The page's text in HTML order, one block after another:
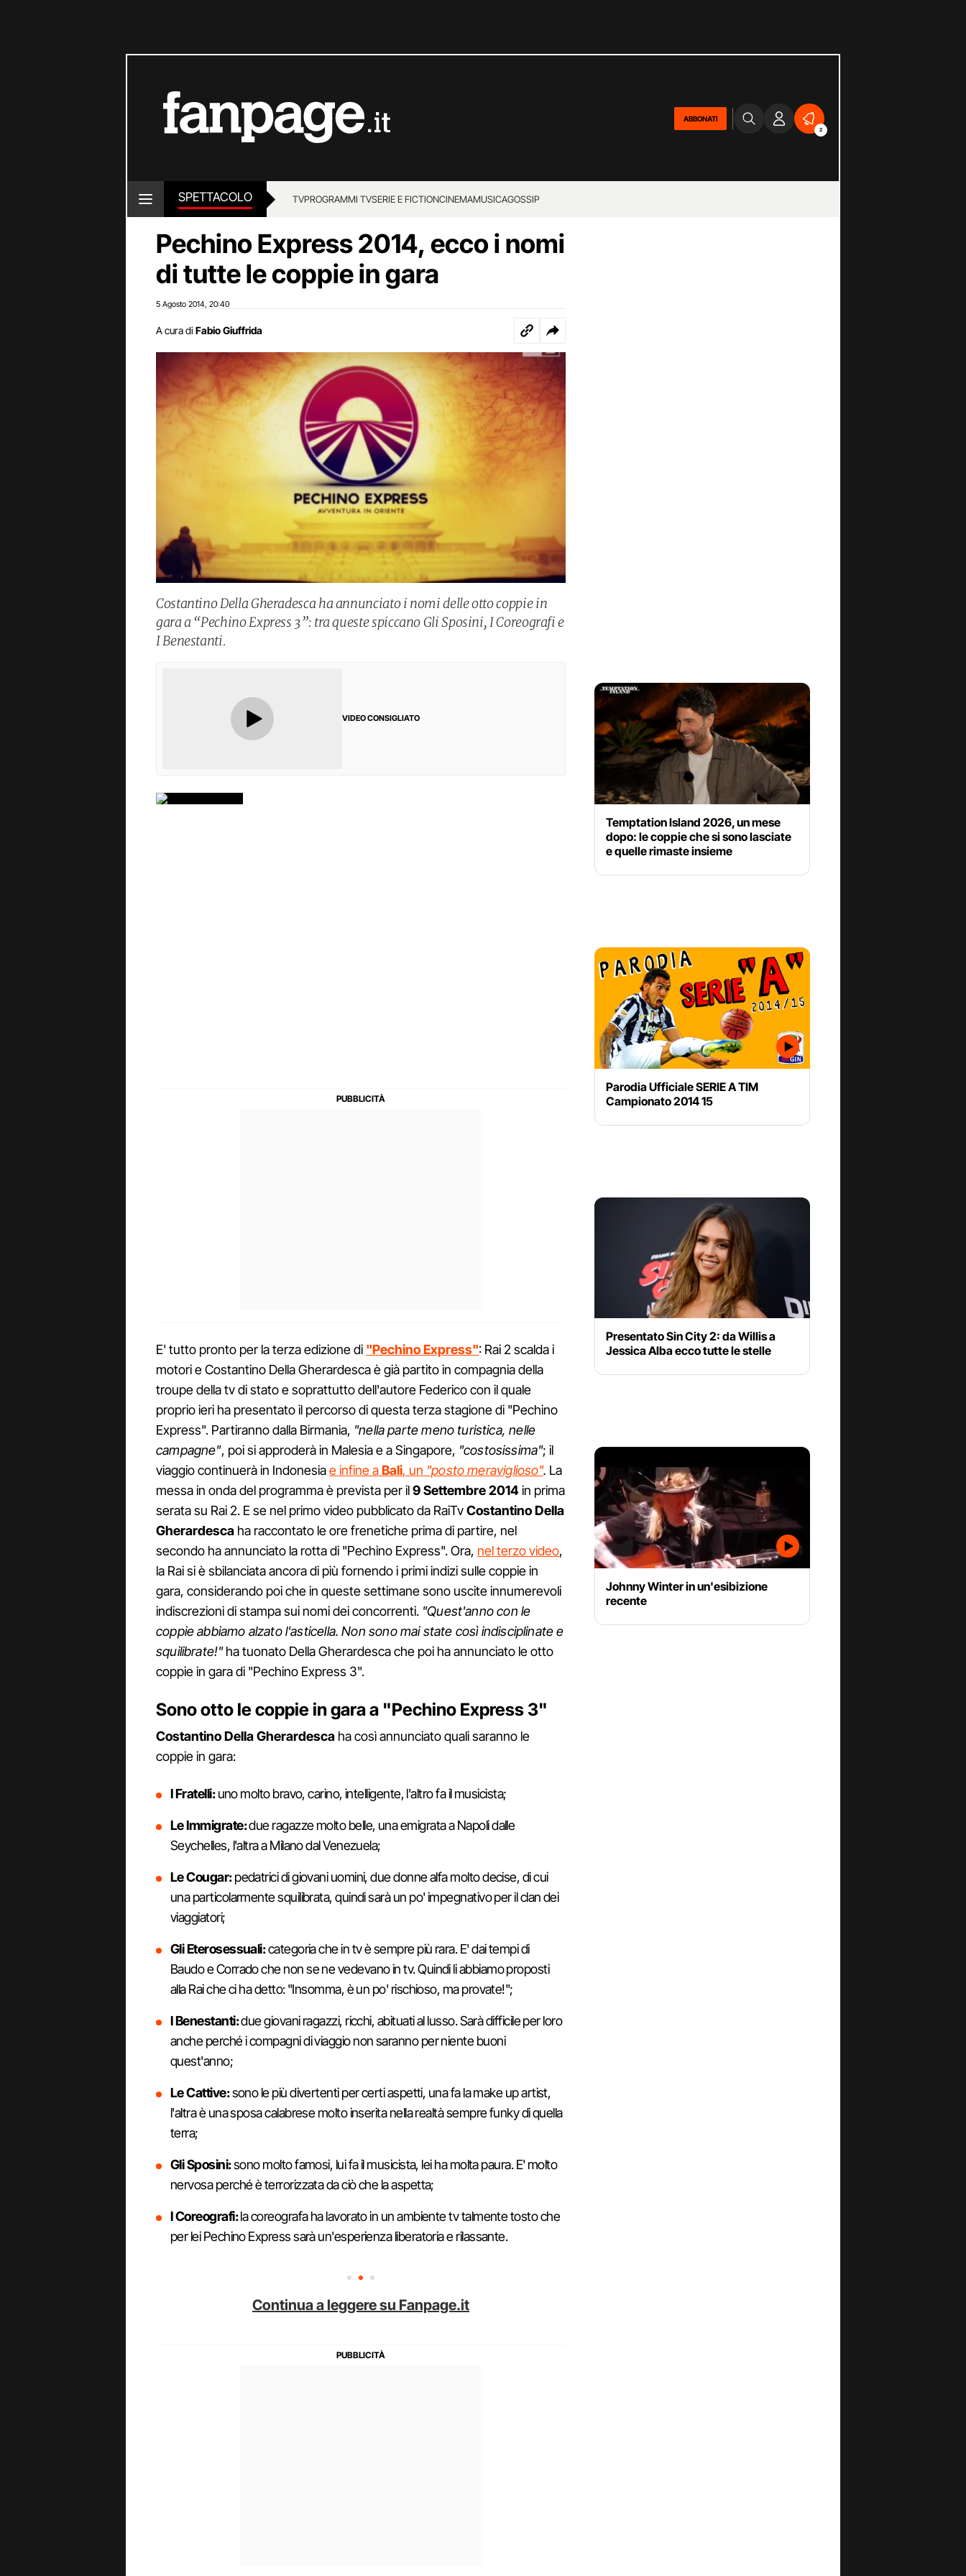
ABBONATI
2
SPETTACOLO TVPROGRAMMI TVSERIE E FICTIONCINEMAMUSICAGOSSIP
Pechino Express 2014, ecco i nomi
di tutte le coppie in gara
5 Agosto 2014 20:40
A cura di Fabio Giuffrida
Costantino Della Gheradesca ha annunciato i nomi delle otto coppie in
gara a “Pechino Express 3”: tra queste spiccano Gli Sposini, I Coreografi e
I Benestanti.
VIDEO CONSIGLIATO
E' tutto pronto per la terza edizione di "Pechino Express": Rai 2 scalda i
motori e Costantino Della Gherardesca è già partito in compagnia della
troupe della tv di stato e soprattutto dell'autore Federico con il quale
proprio ieri ha presentato il percorso di questa terza stagione di "Pechino
Express". Partiranno dalla Birmania, "nella parte meno turistica, nelle
campagne", poi si approderà in Malesia e a Singapore, "costosissima"; il
viaggio continuerà in Indonesiae infine aBali, un "posto meraviglioso". La
messa in onda del programma è prevista per il9 Settembre 2014in prima
serata su Rai 2. E se nel primo video pubblicato da RaiTvCostantino Della
Gherardesca ha raccontato le ore frenetiche prima di partire, nel
secondo ha annunciato la rotta di "Pechino Express". Ora, nel terzo video,
la Rai si è sbilanciata ancora di più fornendo i primi indizi sulle coppie in
gara, considerando poi che in queste settimane sono uscite innumerevoli
indiscrezioni di stampa sui nomi dei concorrenti. "Quest'anno con le
coppie abbiamo alzato l'asticella. Non sono mai state così indisciplinate e
squilibrate!"ha tuonato Della Gherardesca che poi ha annunciato le otto
coppie in gara di "Pechino Express 3".
Sono otto le coppie in gara a "Pechino Express 3"
Costantino Della Gherardesca ha così annunciato quali saranno le
coppie in gara:
I Fratelli:uno molto bravo, carino, intelligente, l'altro fa il musicista;
Le Immigrate:due ragazze molto belle, una emigrata a Napoli dalle
Seychelles, l'altra a Milano dal Venezuela;
Le Cougar:pedatrici di giovani uomini, due donne alfa molto decise, di cui
una particolarmente squilibrata, quindi sarà un po' impegnativo per il clan dei
viaggiatori;
Gli Eterosessuali:categoria che in tv è sempre più rara. E' dai tempi di
Baudo e Corrado che non se ne vedevano in tv. Quindi li abbiamo proposti
alla Rai che ci ha detto: "Insomma, è un po' rischioso, ma provate!";
I Benestanti:due giovani ragazzi, ricchi, abituati al lusso. Sarà difficile per loro
anche perché i compagni di viaggio non saranno per niente buoni
quest'anno;
Le Cattive:sono le più divertenti per certi aspetti, una fa la make up artist,
l'altra è una sposa calabrese molto inserita nella realtà sempre funky di quella
terra;
Gli Sposini:sono molto famosi, lui fa il musicista, lei ha molta paura. E' molto
nervosa perché è terrorizzata da ciò che la aspetta;
I Coreografi:la coreografa ha lavorato in un ambiente tv talmente tosto che
per lei Pechino Express sarà un'esperienza liberatoria e rilassante.
Continua a leggere su Fanpage.it
Temptation Island 2026, un mese
dopo: le coppie che si sono lasciate
e quelle rimaste insieme
Parodia Ufficiale SERIE A TIM
Campionato 2014 15
Presentato Sin City 2: da Willis a
Jessica Alba ecco tutte le stelle
Johnny Winter in un'esibizione
recente